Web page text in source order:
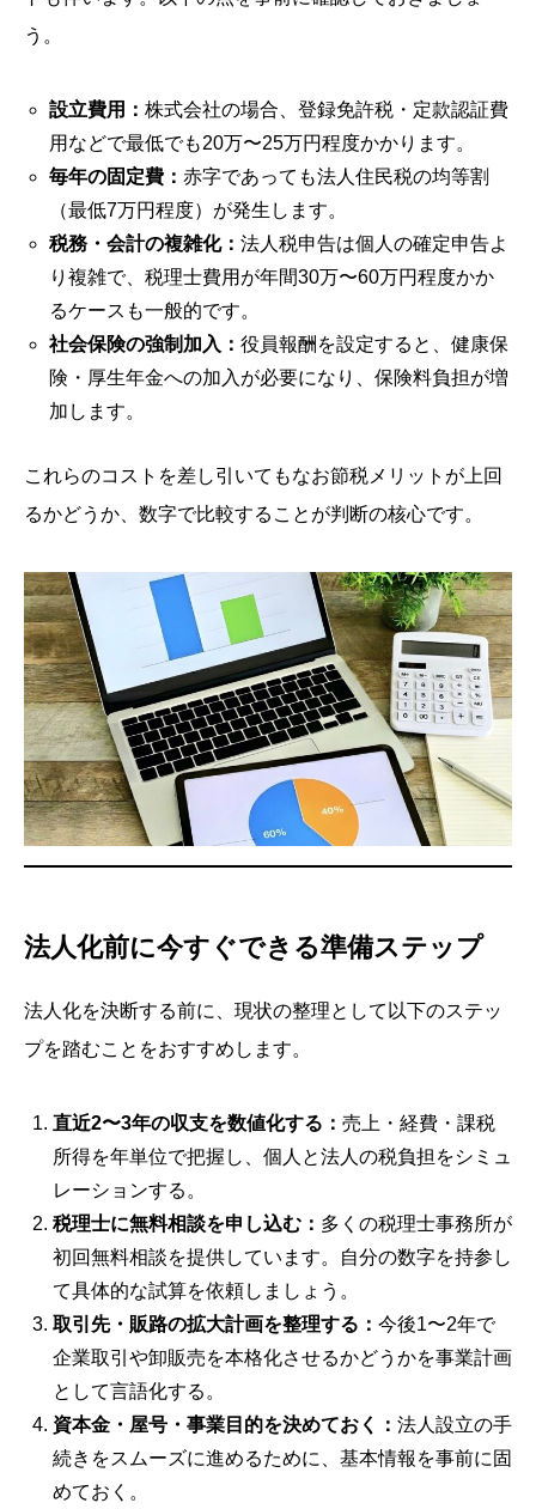
う。
設立費用： 株式会社の場合、登録免許税・定款認証費
用などで最低でも20万〜25万円程度かかります。
毎年の固定費： 赤字であっても法人住民税の均等割
（最低7万円程度）が発生します。
税務・会計の複雑化： 法人税申告は個人の確定申告よ
り複雑で、税理士費用が年間30万〜60万円程度かか
るケースも一般的です。
社会保険の強制加入： 役員報酬を設定すると、健康保
険・厚生年金への加入が必要になり、保険料負担が増
加します。
これらのコストを差し引いてもなお節税メリットが上回
るかどうか、数字で比較することが判断の核心です。
法人化前に今すぐできる準備ステップ
法人化を決断する前に、現状の整理として以下のステッ
プを踏むことをおすすめします。
直近2〜3年の収支を数値化する： 売上・経費・課税
所得を年単位で把握し、個人と法人の税負担をシミュ
レーションする。
税理士に無料相談を申し込む： 多くの税理士事務所が
初回無料相談を提供しています。自分の数字を持参し
て具体的な試算を依頼しましょう。
取引先・販路の拡大計画を整理する： 今後1〜2年で
企業取引や卸販売を本格化させるかどうかを事業計画
として言語化する。
資本金・屋号・事業目的を決めておく： 法人設立の手
続きをスムーズに進めるために、基本情報を事前に固
めておく。